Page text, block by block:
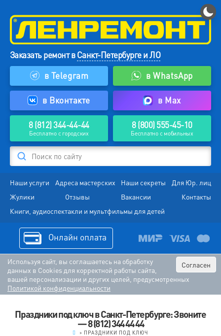
Заказать ремонт вСанкт-Петербурге и ЛО
в Telegram
в WhatsApp
в Вконтакте в Max
8 (812) 344-44-44
Бесплатно с городских
8 (800) 555-45-10
Бесплатно с мобильных
Поиск по сайту
Наши услуги Адреса мастерских Наши секреты
Для Юр. лиц
Жулики
Отзывы Вакансии
Контакты
Книги, аудиоспектакли и мультфильмы для детей
Онлайн оплата
Согласен
Используя сайт, вы соглашаетесь на обработку
данных в Cookies для корректной работы сайта,
вашей персонализации и других целей, предусмотренных
Политикой конфиденциальности
Праздники под ключ в Санкт-Петербурге: Звоните
— 8 (812) 344 44 44
> ПРАЗДНИКИ ПОД КЛЮЧ